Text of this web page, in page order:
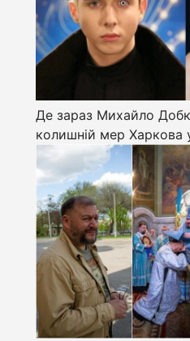
Де зараз Михайло
колишній мер Харкова